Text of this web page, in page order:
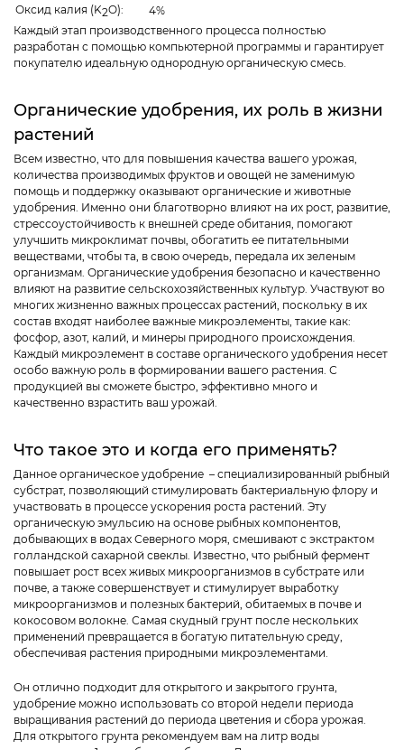
Оксид калия (K2O):
4%
Каждый этап производственного процесса полностью
разработан с помощью компьютерной программы и гарантирует
покупателю идеальную однородную органическую смесь.
Органические удобрения, их роль в жизни
растений
Всем известно, что для повышения качества вашего урожая,
количества производимых фруктов и овощей не заменимую
помощь и поддержку оказывают органические и животные
удобрения. Именно они благотворно влияют на их рост, развитие,
стрессоустойчивость к внешней среде обитания, помогают
улучшить микроклимат почвы, обогатить ее питательными
веществами, чтобы та, в свою очередь, передала их зеленым
организмам. Органические удобрения безопасно и качественно
влияют на развитие сельскохозяйственных культур. Участвуют во
многих жизненно важных процессах растений, поскольку в их
состав входят наиболее важные микроэлементы, такие как:
фосфор, азот, калий, и минеры природного происхождения.
Каждый микроэлемент в составе органического удобрения несет
особо важную роль в формировании вашего растения. С
продукцией вы сможете быстро, эффективно много и
качественно взрастить ваш урожай.
Что такое это и когда его применять?
Данное органическое удобрение – специализированный рыбный
субстрат, позволяющий стимулировать бактериальную флору и
участвовать в процессе ускорения роста растений. Эту
органическую эмульсию на основе рыбных компонентов,
добывающих в водах Северного моря, смешивают с экстрактом
голландской сахарной свеклы. Известно, что рыбный фермент
повышает рост всех живых микроорганизмов в субстрате или
почве, а также совершенствует и стимулирует выработку
микроорганизмов и полезных бактерий, обитаемых в почве и
кокосовом волокне. Самая скудный грунт после нескольких
применений превращается в богатую питательную среду,
обеспечивая растения природными микроэлементами.
Он отлично подходит для открытого и закрытого грунта,
удобрение можно использовать со второй недели периода
выращивания растений до периода цветения и сбора урожая.
Для открытого грунта рекомендуем вам на литр воды